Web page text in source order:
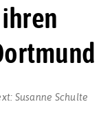
Susanne Schulte